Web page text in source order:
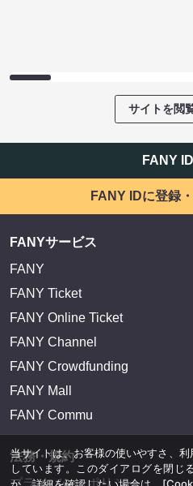
サイトを閲
FANY
FANY IDに登録
FANYサービス
FANY
FANY Ticket
FANY Online Ticket
FANY Channel
FANY Crowdfunding
FANY Mall
FANY Commu
法務・規約
プライバシーポリシー
当サイトは、お客様の使いやすさ、
しています。このダイアログを閉じ